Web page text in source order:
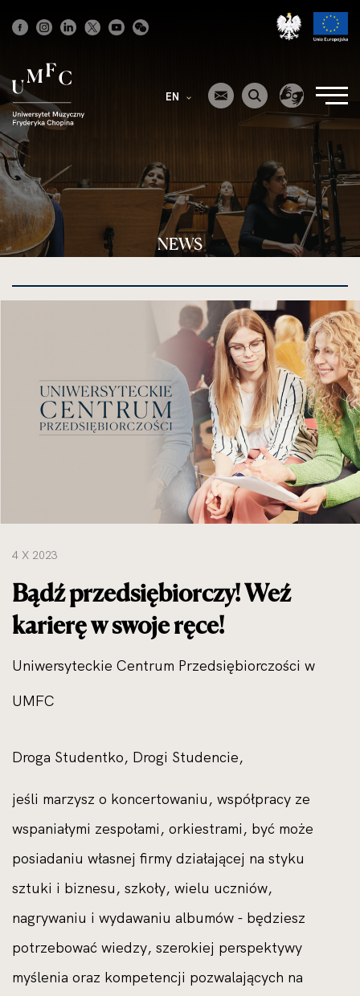
główna
EN
NEWS
kliknięcie
spowoduje
powiększenie
zdjęcia
do
rozmiarów
oryginalnych
4 X 2023
Bądź przedsiębiorczy! Weź
karierę w swoje ręce!
Uniwersyteckie Centrum Przedsiębiorczości w
UMFC
Droga Studentko, Drogi Studencie,
jeśli marzysz o koncertowaniu, współpracy ze
wspaniałymi zespołami, orkiestrami, być może
posiadaniu własnej firmy działającej na styku
sztuki i biznesu, szkoły, wielu uczniów,
nagrywaniu i wydawaniu albumów - będziesz
potrzebować wiedzy, szerokiej perspektywy
myślenia oraz kompetencji pozwalających na